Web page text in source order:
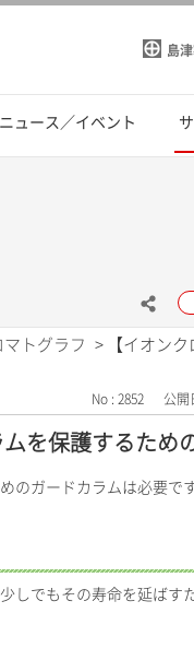
島
ニュース／イベント
トグラフ >
【イオン
No : 2852 公開
を保護するため
のガードカラムは必要で
しでもその寿命を延ばす